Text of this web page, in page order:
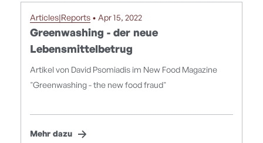
Articles|Reports • Apr 15, 2022
Greenwashing - der neue
Lebensmittelbetrug
Artikel von David Psomiadis im New Food Magazine
"Greenwashing - the new food fraud"
Mehr dazu